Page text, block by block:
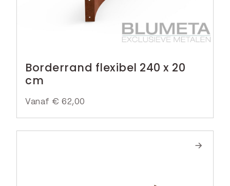
Borderrand flexibel 240 x 20
cm
Vanaf € 62,00